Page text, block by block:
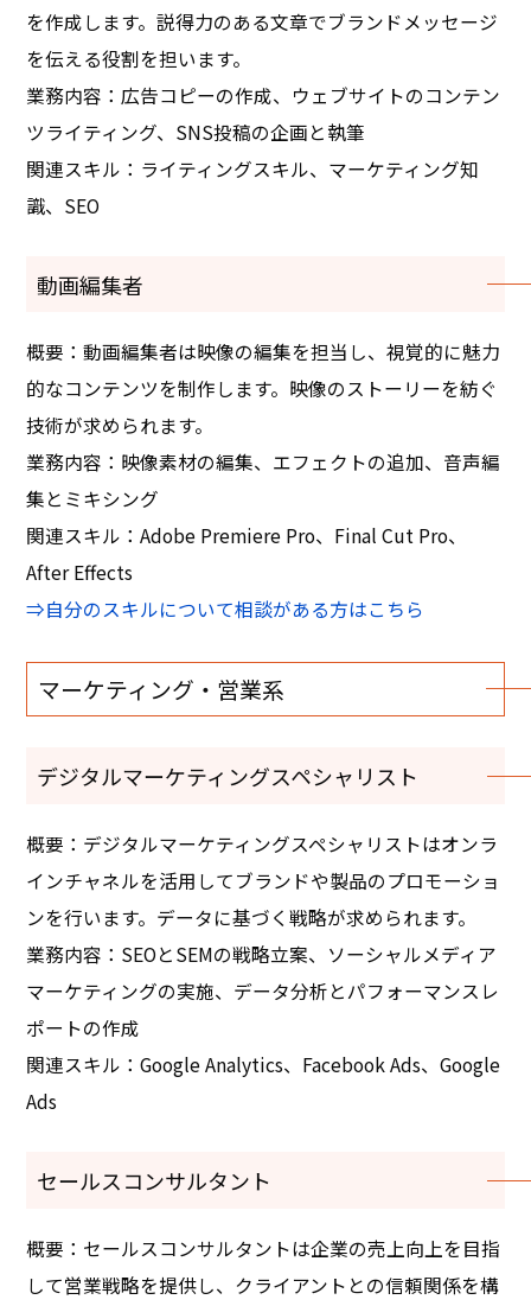
を作成します。説得力のある文章でブランドメッセージ
を伝える役割を担います。
業務内容：広告コピーの作成、ウェブサイトのコンテン
ツライティング、SNS投稿の企画と執筆
関連スキル：ライティングスキル、マーケティング知
識、SEO
動画編集者
概要：動画編集者は映像の編集を担当し、視覚的に魅力
的なコンテンツを制作します。映像のストーリーを紡ぐ
技術が求められます。
業務内容：映像素材の編集、エフェクトの追加、音声編
集とミキシング
関連スキル：Adobe Premiere Pro、Final Cut Pro、
After Effects
⇒自分のスキルについて相談がある方はこちら
マーケティング・営業系
デジタルマーケティングスペシャリスト
概要：デジタルマーケティングスペシャリストはオンラ
インチャネルを活用してブランドや製品のプロモーショ
ンを行います。データに基づく戦略が求められます。
業務内容：SEOとSEMの戦略立案、ソーシャルメディア
マーケティングの実施、データ分析とパフォーマンスレ
ポートの作成
関連スキル：Google Analytics、Facebook Ads、Google
Ads
セールスコンサルタント
概要：セールスコンサルタントは企業の売上向上を目指
して営業戦略を提供し、クライアントとの信頼関係を構